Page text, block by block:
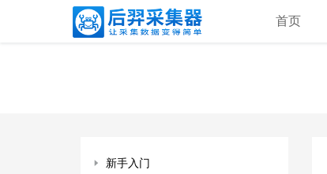
首页
新手入门